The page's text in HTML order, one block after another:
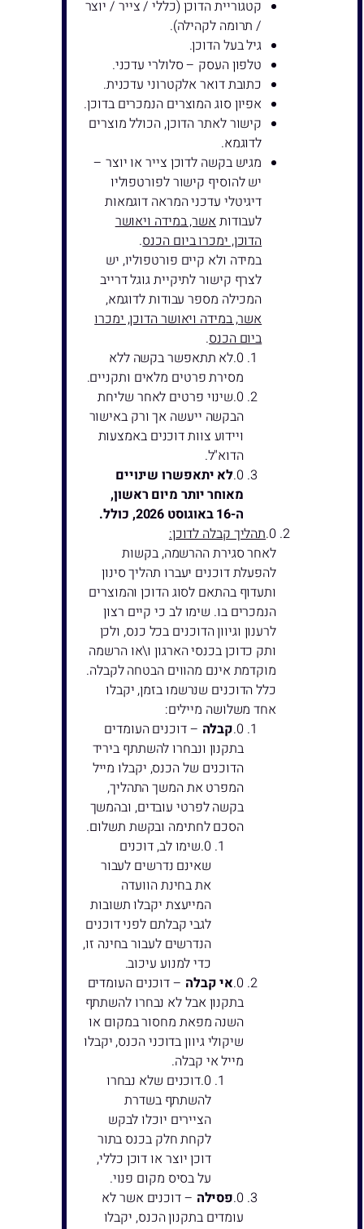
קטגוריית הדוכן (כללי / צייר / יוצר
/ תרומה לקהילה).
גיל בעל הדוכן.
טלפון העסק – סלולרי עדכני.
כתובת דואר אלקטרוני עדכנית.
אפיון סוג המוצרים הנמכרים בדוכן.
קישור לאתר הדוכן, הכולל מוצרים
לדוגמא.
מגיש בקשה לדוכן צייר או יוצר –
יש להוסיף קישור לפורטפוליו
דיגיטלי עדכני המראה דוגמאות
לעבודותאשר, במידה ויאושר
הדוכן, ימכרו ביום הכנס.
במידה ולא קיים פורטפוליו, יש
לצרף קישור לתיקיית גוגל דרייב
המכילה מספר עבודות לדוגמא,
אשר, במידה ויאושר הדוכן, ימכרו
ביום הכנס.
לא תתאפשר בקשה ללא
מסירת פרטים מלאים ותקניים.
שינוי פרטים לאחר שליחת
הבקשה ייעשה אך ורק באישור
ויידוע צוות דוכנים באמצעות
הדוא"ל.
לא יתאפשרו שינויים
מאוחר יותר מיום ראשון,
ה-16 באוגוסט 2026, כולל.
תהליך קבלה לדוכן:
לאחר סגירת ההרשמה, בקשות
להפעלת דוכנים יעברו תהליך סינון
ותעדוף בהתאם לסוג הדוכן והמוצרים
הנמכרים בו. שימו לב כי קיים רצון
לרענון וגיוון הדוכנים בכל כנס, ולכן
ותק כדוכן בכנסי הארגון ו\או הרשמה
מוקדמת אינם מהווים הבטחה לקבלה.
כלל הדוכנים שנרשמו בזמן, יקבלו
אחד משלושה מיילים:
קבלה – דוכנים העומדים
בתקנון ונבחרו להשתתף ביריד
הדוכנים של הכנס, יקבלו מייל
המפרט את המשך התהליך,
בקשה לפרטי עובדים, ובהמשך
הסכם לחתימה ובקשת תשלום.
שימו לב, דוכנים
שאינם נדרשים לעבור
את בחינת הוועדה
המייעצת יקבלו תשובות
לגבי קבלתם לפני דוכנים
הנדרשים לעבור בחינה זו,
כדי למנוע עיכוב.
אי קבלה – דוכנים העומדים
בתקנון אבל לא נבחרו להשתתף
השנה מפאת מחסור במקום או
שיקולי גיוון בדוכני הכנס, יקבלו
מייל אי קבלה.
דוכנים שלא נבחרו
להשתתף בשדרת
הציירים יוכלו לבקש
לקחת חלק בכנס בתור
דוכן יוצר או דוכן כללי,
על בסיס מקום פנוי.
פסילה – דוכנים אשר לא
עומדים בתקנון הכנס, יקבלו